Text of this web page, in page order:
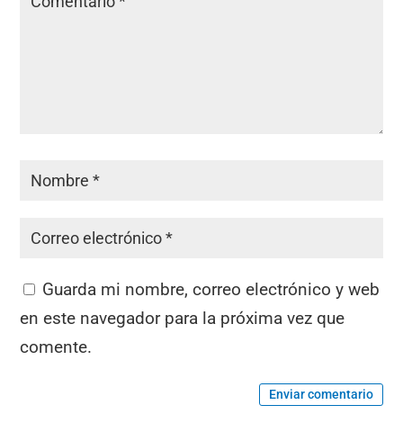
Guarda mi nombre, correo electrónico y web
en este navegador para la próxima vez que
comente.
Enviar comentario